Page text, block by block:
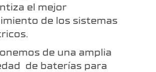
el mejor
de los sistemas
de una amplia
de baterías para